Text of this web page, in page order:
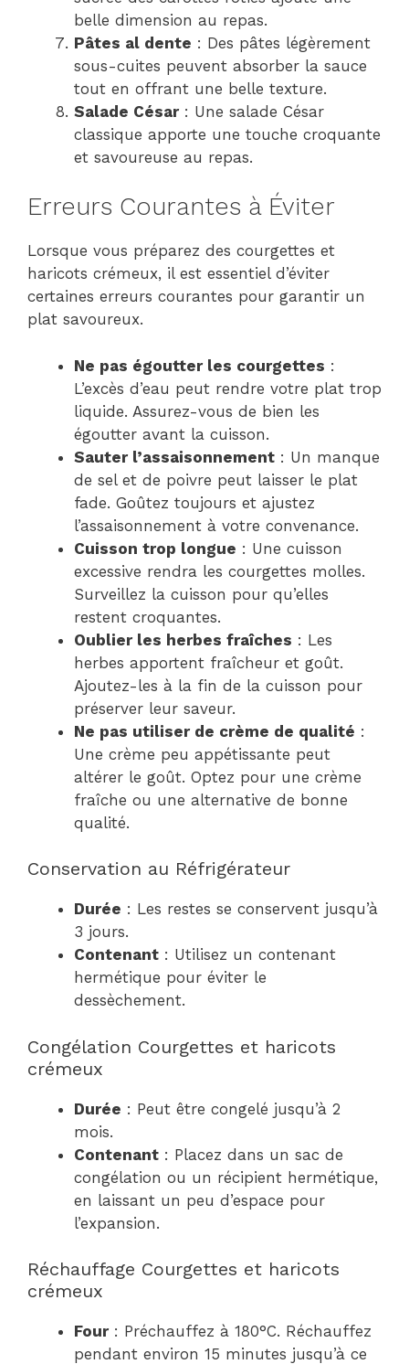
belle dimension au repas.
Pâtes al dente : Des pâtes légèrement
sous-cuites peuvent absorber la sauce
tout en offrant une belle texture.
Salade César: Une salade César
classique apporte une touche croquante
et savoureuse au repas.
Erreurs Courantes à Éviter
Lorsque vous préparez des courgettes et
haricots crémeux, il est essentiel d’éviter
certaines erreurs courantes pour garantir un
plat savoureux.
Ne pas égoutter les courgettes :
L’excès d’eau peut rendre votre plat trop
liquide. Assurez-vous de bien les
égoutter avant la cuisson.
Sauter l’assaisonnement : Un manque
de sel et de poivre peut laisser le plat
fade. Goûtez toujours et ajustez
l’assaisonnement à votre convenance.
Cuisson trop longue : Une cuisson
excessive rendra les courgettes molles.
Surveillez la cuisson pour qu’elles
restent croquantes.
Oublier les herbes fraîches : Les
herbes apportent fraîcheur et goût.
Ajoutez-les à la fin de la cuisson pour
préserver leur saveur.
Ne pas utiliser de crème de qualité :
Une crème peu appétissante peut
altérer le goût. Optez pour une crème
fraîche ou une alternative de bonne
qualité.
Conservation au Réfrigérateur
Durée : Les restes se conservent jusqu’à
3 jours.
Contenant : Utilisez un contenant
hermétique pour éviter le
dessèchement.
Congélation Courgettes et haricots
crémeux
Durée : Peut être congelé jusqu’à 2
mois.
Contenant : Placez dans un sac de
congélation ou un récipient hermétique,
en laissant un peu d’espace pour
l’expansion.
Réchauffage Courgettes et haricots
crémeux
Four: Préchauffez à 180°C. Réchauffez
pendant environ 15 minutes jusqu’à ce